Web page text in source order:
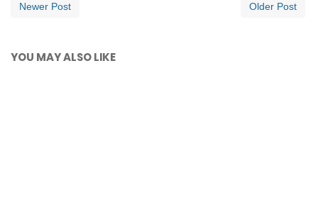
Newer Post Older Post
YOU MAY ALSO LIKE